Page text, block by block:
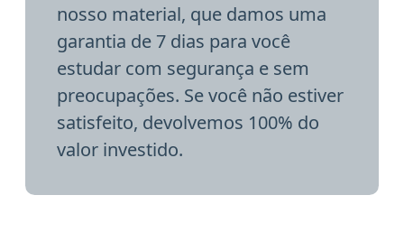
nosso material, que damos uma
garantia de 7 dias para você
estudar com segurança e sem
preocupações. Se você não estiver
satisfeito, devolvemos 100% do
valor investido.